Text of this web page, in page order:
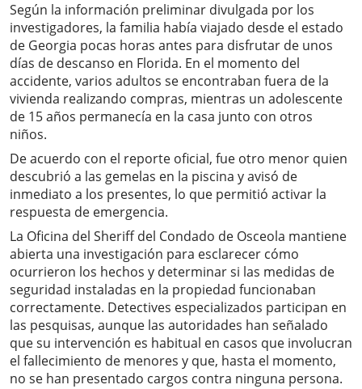
Según la información preliminar divulgada por los
investigadores, la familia había viajado desde el estado
de Georgia pocas horas antes para disfrutar de unos
días de descanso en Florida. En el momento del
accidente, varios adultos se encontraban fuera de la
vivienda realizando compras, mientras un adolescente
de 15 años permanecía en la casa junto con otros
niños.
De acuerdo con el reporte oficial, fue otro menor quien
descubrió a las gemelas en la piscina y avisó de
inmediato a los presentes, lo que permitió activar la
respuesta de emergencia.
La Oficina del Sheriff del Condado de Osceola mantiene
abierta una investigación para esclarecer cómo
ocurrieron los hechos y determinar si las medidas de
seguridad instaladas en la propiedad funcionaban
correctamente. Detectives especializados participan en
las pesquisas, aunque las autoridades han señalado
que su intervención es habitual en casos que involucran
el fallecimiento de menores y que, hasta el momento,
no se han presentado cargos contra ninguna persona.